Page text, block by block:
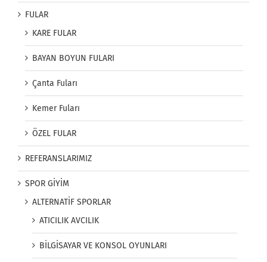
FULAR
KARE FULAR
BAYAN BOYUN FULARI
Çanta Fuları
Kemer Fuları
ÖZEL FULAR
REFERANSLARIMIZ
SPOR GİYİM
ALTERNATİF SPORLAR
ATICILIK AVCILIK
BİLGİSAYAR VE KONSOL OYUNLARI